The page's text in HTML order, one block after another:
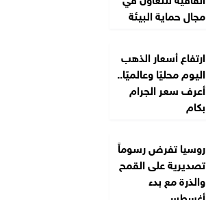
مجال حماية البيئة
ارتفاع أسعار الذهب
اليوم محليًا وعالميًا..
أعرف سعر الجرام
بكام
روسيا تفرض رسوماً
تصديرية على القمح
والذرة مع بدء
أغسطس